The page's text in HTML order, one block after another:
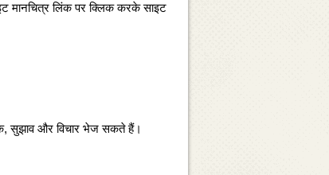
मानचित्र लिंक पर क्‍लिक करके साइट
सुझाव और विचार भेज सकते हैं।